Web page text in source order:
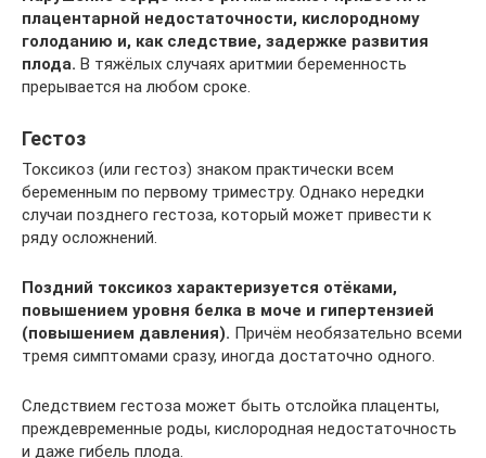
плацентарной недостаточности, кислородному
голоданию и, как следствие, задержке развития
плода. В тяжёлых случаях аритмии беременность
прерывается на любом сроке.
Гестоз
Токсикоз (или гестоз) знаком практически всем
беременным по первому триместру. Однако нередки
случаи позднего гестоза, который может привести к
ряду осложнений.
Поздний токсикоз характеризуется отёками,
повышением уровня белка в моче и гипертензией
(повышением давления). Причём необязательно всеми
тремя симптомами сразу, иногда достаточно одного.
Следствием гестоза может быть отслойка плаценты,
преждевременные роды, кислородная недостаточность
и даже гибель плода.